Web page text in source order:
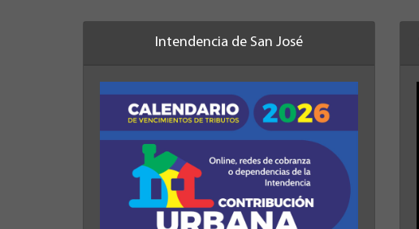
Intendencia de San José